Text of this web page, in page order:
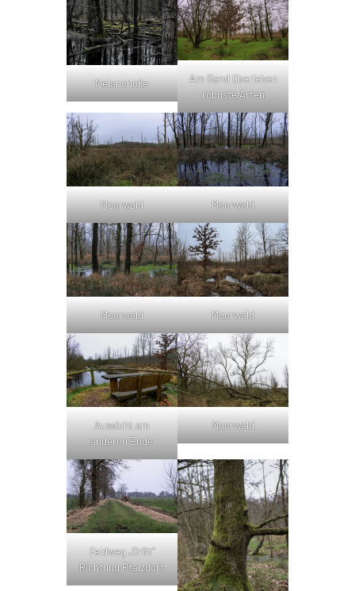
Melancholie
Am Rand überleben
robuste Arten
Moorwald Moorwald
Moorwald Moorwald
Aussicht am
anderen Ende
Moorwald
Feldweg „Drift“
Richtung Pfalzdorf